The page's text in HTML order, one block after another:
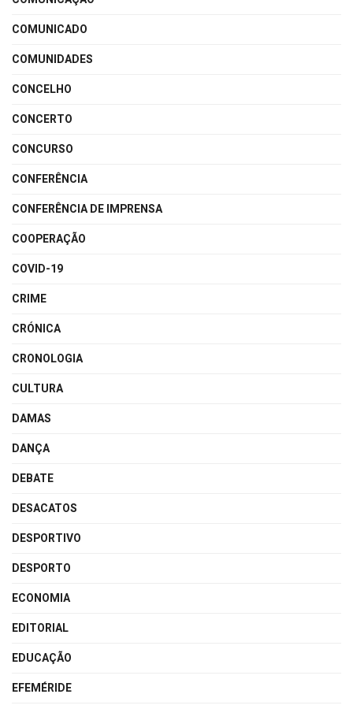
COMUNICADO
COMUNIDADES
CONCELHO
CONCERTO
CONCURSO
CONFERÊNCIA
CONFERÊNCIA DE IMPRENSA
COOPERAÇÃO
COVID-19
CRIME
CRÓNICA
CRONOLOGIA
CULTURA
DAMAS
DANÇA
DEBATE
DESACATOS
DESPORTIVO
DESPORTO
ECONOMIA
EDITORIAL
EDUCAÇÃO
EFEMÉRIDE